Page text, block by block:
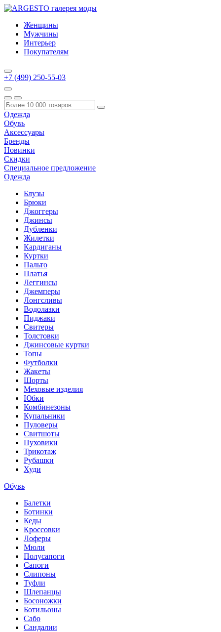
Женщины
Мужчины
Интерьер
Покупателям
+7 (499) 250-55-03
Одежда
Обувь
Аксессуары
Бренды
Новинки
Скидки
Специальное предложение
Одежда
Блузы
Брюки
Джоггеры
Джинсы
Дубленки
Жилетки
Кардиганы
Куртки
Пальто
Платья
Леггинсы
Джемперы
Лонгсливы
Водолазки
Пиджаки
Свитеры
Толстовки
Джинсовые куртки
Топы
Футболки
Жакеты
Шорты
Меховые изделия
Юбки
Комбинезоны
Купальники
Пуловеры
Свитшоты
Пуховики
Трикотаж
Рубашки
Худи
Обувь
Балетки
Ботинки
Кеды
Кроссовки
Лоферы
Мюли
Полусапоги
Сапоги
Слипоны
Туфли
Шлепанцы
Босоножки
Ботильоны
Сабо
Сандалии